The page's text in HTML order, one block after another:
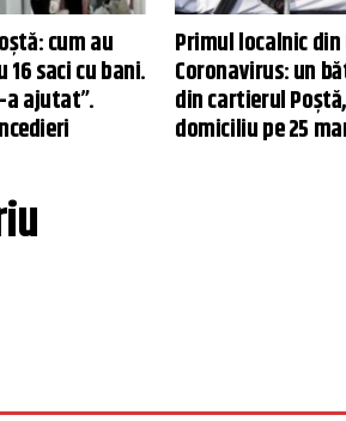
cum au
saci cu bani.
a ajutat”.
Primul localnic din
Coronavirus: un
din cartierul
domiciliu pe 25